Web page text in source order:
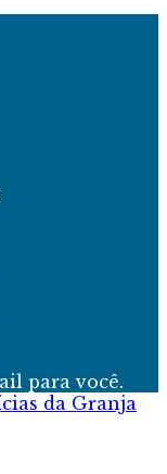
para você.
da Granja